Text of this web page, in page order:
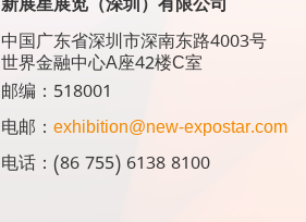
新展星展览（深圳）有限公司
中国广东省深圳市深南东路4003号
世界金融中心A座42楼C室
邮编：518001
电邮： exhibition@new-expostar.com
电话：(86 755) 6138 8100